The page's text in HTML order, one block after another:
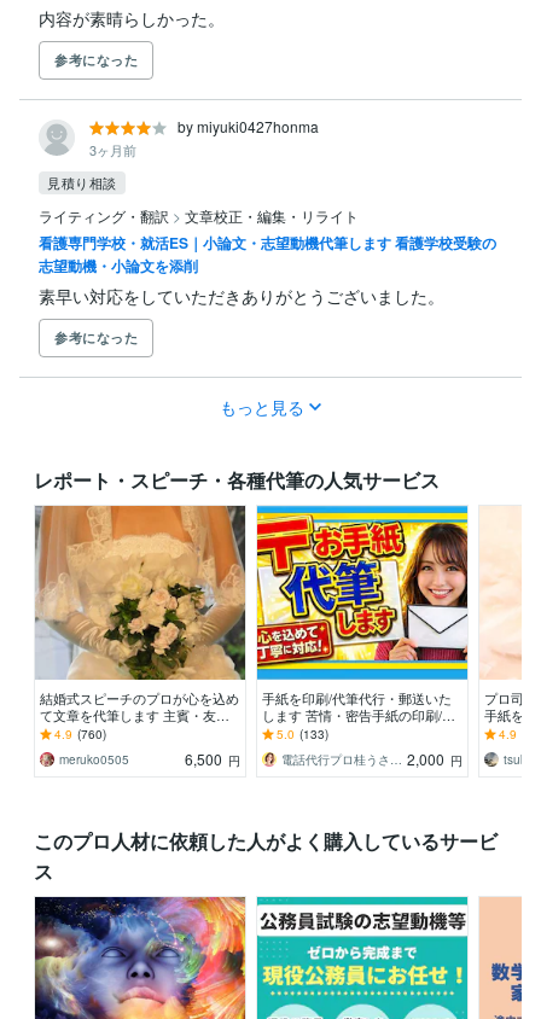
内容が素晴らしかった。
参考になった
by miyuki0427honma
3ヶ月前
見積り相談
ライティング・翻訳 > 文章校正・編集・リライト
看護専門学校・就活ES｜小論文・志望動機代筆します 看護学校受験の
志望動機・小論文を添削
素早い対応をしていただきありがとうございました。
参考になった
もっと見る
レポート・スピーチ・各種代筆の人気サービス
結婚式スピーチのプロが心を込め
て文章を代筆します 主賓・友人
代表・乾杯・花嫁の手紙・新郎謝
辞・両家代表に対応
4.9 (760)
meruko0505
6,500 円
手紙を印刷/代筆代行・郵送いた
します 苦情・密告手紙の印刷/代
筆・代理発送をします手紙を書く
代理
5.0 (133)
2,000 円
プロ司
手紙を
間以内
てお手
4.9
このプロ人材に依頼した人がよく購入しているサービ
ス